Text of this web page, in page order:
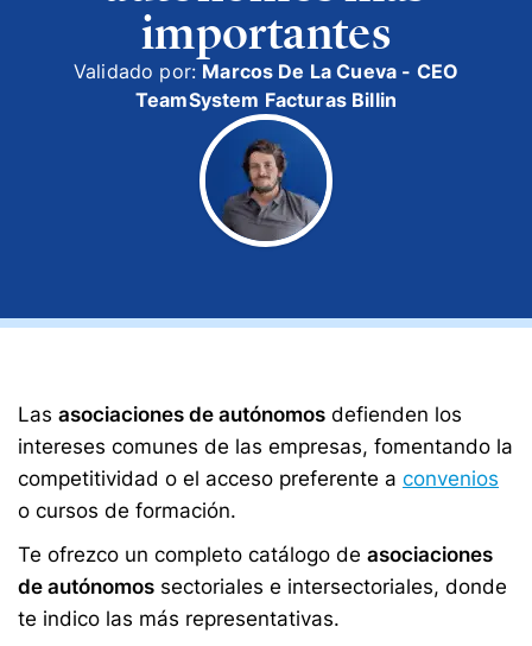
importantes
Validado por: Marcos De La Cueva - CEO
TeamSystem Facturas Billin
Las asociaciones de autónomos defienden los
intereses comunes de las empresas, fomentando la
competitividad o el acceso preferente a convenios
o cursos de formación.
Te ofrezco un completo catálogo de asociaciones
de autónomos sectoriales e intersectoriales, donde
te indico las más representativas.